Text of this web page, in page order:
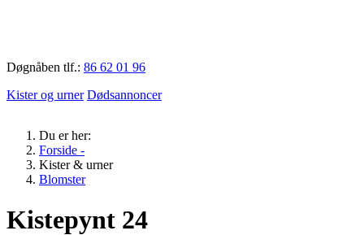
Døgnåben tlf.: 86 62 01 96
Kister og urner Dødsannoncer
Du er her:
Forside -
Kister & urner
Blomster
Kistepynt 24